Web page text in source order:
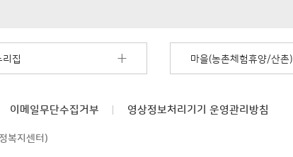
집 마을(농촌체험휴양/산촌)
이메일무단수집거부 영상정보처리기기 운영관리방침
복지센터)